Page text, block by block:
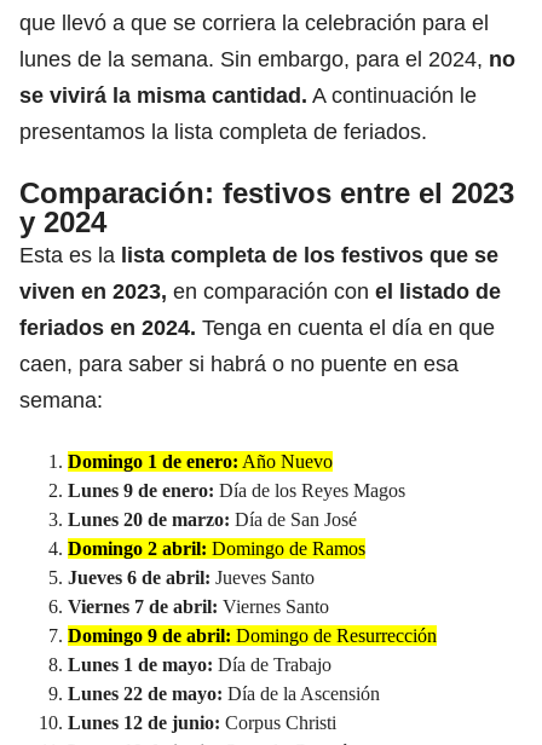
que llevó a que se corriera la celebración para el
lunes de la semana. Sin embargo, para el 2024, no
se vivirá la misma cantidad. A continuación le
presentamos la lista completa de feriados.
Comparación: festivos entre el 2023
y 2024
Esta es la lista completa de los festivos que se
viven en 2023, en comparación con el listado de
feriados en 2024. Tenga en cuenta el día en que
caen, para saber si habrá o no puente en esa
semana:
Domingo 1 de enero: Año Nuevo
Lunes 9 de enero: Día de los Reyes Magos
Lunes 20 de marzo: Día de San José
Domingo 2 abril: Domingo de Ramos
Jueves 6 de abril: Jueves Santo
Viernes 7 de abril: Viernes Santo
Domingo 9 de abril: Domingo de Resurrección
Lunes 1 de mayo: Día de Trabajo
Lunes 22 de mayo: Día de la Ascensión
Lunes 12 de junio: Corpus Christi